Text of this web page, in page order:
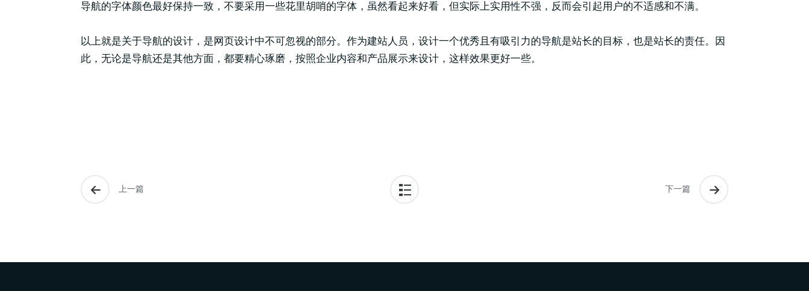
导航的字体颜色最好保持一致，不要采用一些花里胡哨的字体，虽然看起来好看，但实际上实用性不强，反而会引起用户的不适感和不满。
以上就是关于导航的设计，是网页设计中不可忽视的部分。作为建站人员，设计一个优秀且有吸引力的导航是站长的目标，也是站长的责任。因
此，无论是导航还是其他方面，都要精心琢磨，按照企业内容和产品展示来设计，这样效果更好一些。
上一篇 下一篇